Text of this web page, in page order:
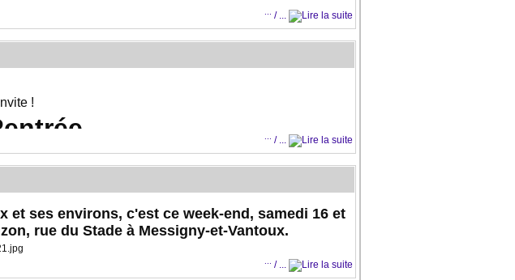
:
de l'ONF
au trésor
etc.
ici-même
/ ...
!
etc.) et l'inscription préalable est nécessaire pour une
oignons !
nombre. Mais attention : trop peu nombreux, vous vous
sera plus compliqué !
adultes. Donc, minimum un adulte par équipe !
/ ...
ses environs, c'est ce week-end, samedi 16 et
rue du Stade à Messigny-et-Vantoux.
/ ...